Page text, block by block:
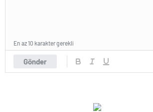
Gönder
En az 10 karakter gerekli